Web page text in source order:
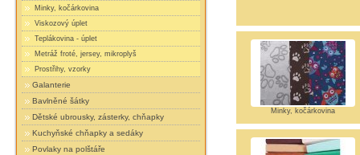
Minky, kočárkovina
Viskozový úplet
Teplákovina - úplet
Metráž froté, jersey, mikroplyš
Prostřihy, vzorky
Galanterie
Bavlněné šátky
Dětské ubrousky, zásterky, chňapky
Kuchyňské chňapky a sedáky
Povlaky na polštáře
Minky, kočárkovina